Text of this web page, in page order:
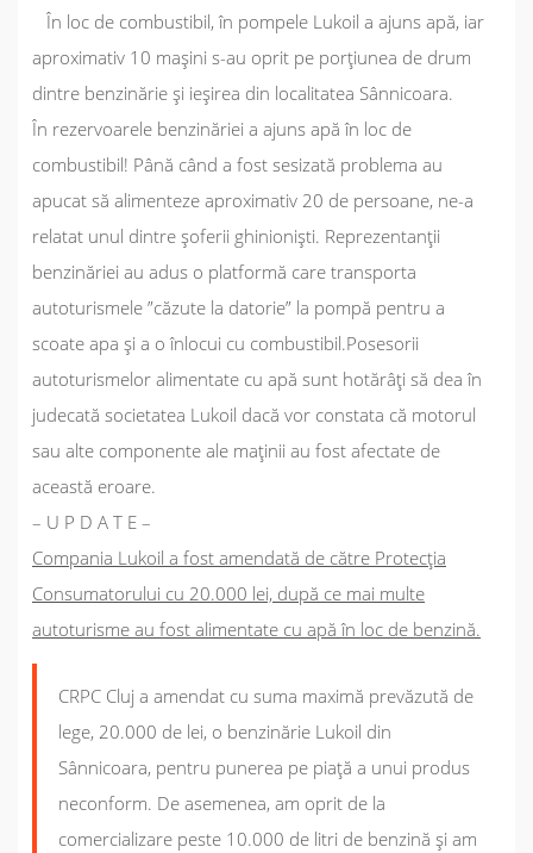
În loc de combustibil, în pompele Lukoil a ajuns apă, iar
aproximativ 10 mașini s-au oprit pe porțiunea de drum
dintre benzinărie și ieșirea din localitatea Sânnicoara.
În rezervoarele benzinăriei a ajuns apă în loc de
combustibil! Până când a fost sesizată problema au
apucat să alimenteze aproximativ 20 de persoane, ne-a
relatat unul dintre șoferii ghinioniști. Reprezentanții
benzinăriei au adus o platformă care transporta
autoturismele ”căzute la datorie” la pompă pentru a
scoate apa și a o înlocui cu combustibil.Posesorii
autoturismelor alimentate cu apă sunt hotărâți să dea în
judecată societatea Lukoil dacă vor constata că motorul
sau alte componente ale maținii au fost afectate de
această eroare.
– U P D A T E –
Compania Lukoil a fost amendată de către Protecția
Consumatorului cu 20.000 lei, după ce mai multe
autoturisme au fost alimentate cu apă în loc de benzină.
CRPC Cluj a amendat cu suma maximă prevăzută de
lege, 20.000 de lei, o benzinărie Lukoil din
Sânnicoara, pentru punerea pe piaţă a unui produs
neconform. De asemenea, am oprit de la
comercializare peste 10.000 de litri de benzină şi am